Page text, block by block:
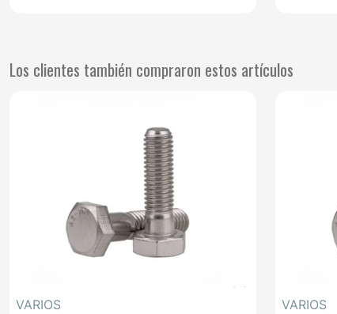
Los clientes también compraron estos artículos
VARIOS VARIOS